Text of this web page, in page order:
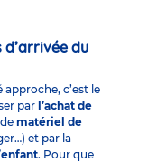
du
c’est le
par l’achat de
matériel de
et par la
. Pour que